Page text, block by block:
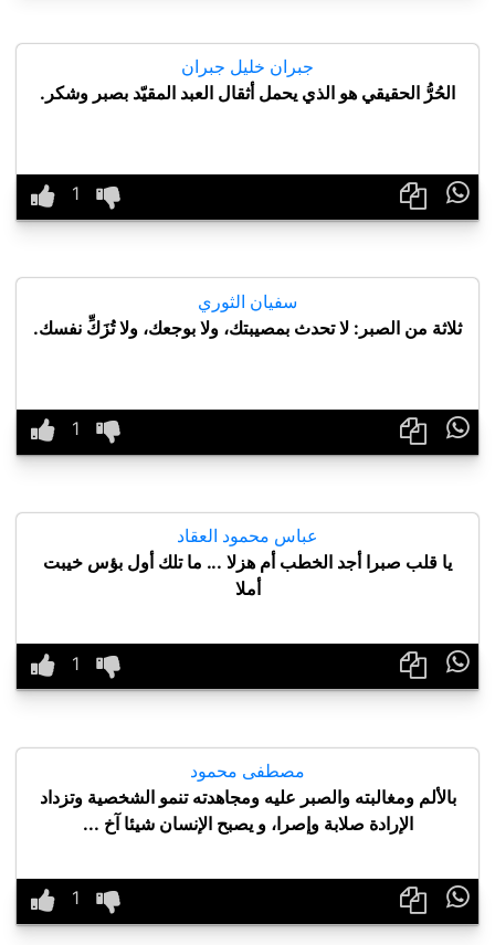
جبران خليل جبران
الحُرُّ الحقيقي هو الذي يحمل أثقال العبد المقيّد بصبر وشكر.

سفيان الثوري
ثلاثة من الصبر: لا تحدث بمصيبتك، ولا بوجعك، ولا تُزَكِّ نفسك.

عباس محمود العقاد
يا قلب صبرا أجد الخطب أم هزلا ... ما تلك أول بؤس خيبت
أملا

مصطفى محمود
بالألم ومغالبته والصبر عليه ومجاهدته تنمو الشخصية وتزداد
الإرادة صلابة وإصرا، و يصبح الإنسان شيئا آخ ...
